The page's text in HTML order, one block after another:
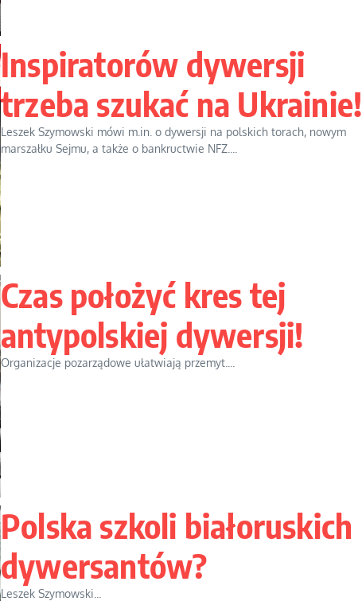
Inspiratorów dywersji
trzeba szukać na Ukrainie!
Leszek Szymowski mówi m.in. o dywersji na polskich torach, nowym
marszałku Sejmu, a także o bankructwie NFZ....
Czas położyć kres tej
antypolskiej dywersji!
Organizacje pozarządowe ułatwiają przemyt....
Polska szkoli białoruskich
dywersantów?
Leszek Szymowski...